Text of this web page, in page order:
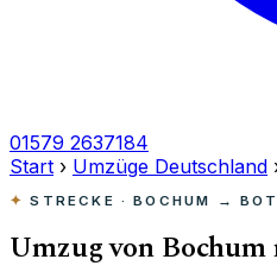
01579 2637184
Start › Umzüge Deutschland
STRECKE · BOCHUM →
Umzug von Bochum